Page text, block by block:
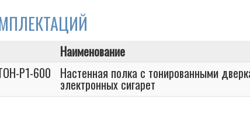
Наименование
P1-600
Настенная полка с тонированными
электронных сигарет